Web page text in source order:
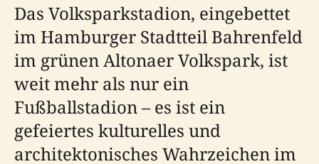
Das Volksparkstadion, eingebettet
im Hamburger Stadtteil Bahrenfeld
im grünen Altonaer Volkspark, ist
weit mehr als nur ein
Fußballstadion – es ist ein
gefeiertes kulturelles und
architektonisches Wahrzeichen im